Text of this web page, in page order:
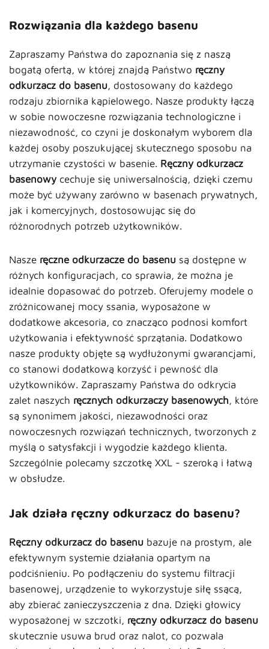
Rozwiązania dla każdego basenu
Zapraszamy Państwa do zapoznania się z naszą
bogatą ofertą, w której znajdą Państwo ręczny
odkurzacz do basenu, dostosowany do każdego
rodzaju zbiornika kąpielowego. Nasze produkty łączą
w sobie nowoczesne rozwiązania technologiczne i
niezawodność, co czyni je doskonałym wyborem dla
każdej osoby poszukującej skutecznego sposobu na
utrzymanie czystości w basenie. Ręczny odkurzacz
basenowycechuje się uniwersalnością, dzięki czemu
może być używany zarówno w basenach prywatnych,
jak i komercyjnych, dostosowując się do
różnorodnych potrzeb użytkowników.
Nasze ręczne odkurzacze do basenu są dostępne w
różnych konfiguracjach, co sprawia, że można je
idealnie dopasować do potrzeb. Oferujemy modele o
zróżnicowanej mocy ssania, wyposażone w
dodatkowe akcesoria, co znacząco podnosi komfort
użytkowania i efektywność sprzątania. Dodatkowo
nasze produkty objęte są wydłużonymi gwarancjami,
co stanowi dodatkową korzyść i pewność dla
użytkowników. Zapraszamy Państwa do odkrycia
zalet naszych ręcznych odkurzaczy basenowych, które
są synonimem jakości, niezawodności oraz
nowoczesnych rozwiązań technicznych, tworzonych z
myślą o satysfakcji i wygodzie każdego klienta.
Szczególnie polecamy szczotkę XXL - szeroką i łatwą
w obsłudze.
Jak działa ręczny odkurzacz do basenu?
Ręczny odkurzacz do basenu bazuje na prostym, ale
efektywnym systemie działania opartym na
podciśnieniu. Po podłączeniu do systemu filtracji
basenowej, urządzenie to wykorzystuje siłę ssącą,
aby zbierać zanieczyszczenia z dna. Dzięki głowicy
wyposażonej w szczotki, ręczny odkurzacz do basenu
skutecznie usuwa brud oraz nalot, co pozwala